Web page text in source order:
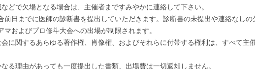
どで欠場となる場合は、主催者まですみやかに連絡して下さい。
前日までに医師の診断書を提出していただきます。診断書の未提出や連絡なしの
マおよびプロ修斗大会への出場が制限されます。
に関するあらゆる著作権、肖像権、およびそれらに付帯する権利は、すべて主
る理由があっても一度提出した書類、出場費は一切返却しません。